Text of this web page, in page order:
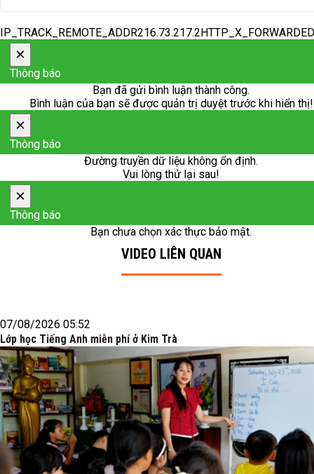
×
Thông báo
Bạn đã gửi bình luận thành công.
Bình luận của bạn sẽ được quản trị duyệt trước khi hiển thị!
×
Thông báo
Đường truyền dữ liệu không ổn định.
Vui lòng thử lại sau!
×
Thông báo
Bạn chưa chọn xác thực bảo mật.
VIDEO LIÊN QUAN
07/08/2026 05:52
Lớp học Tiếng Anh miễn phí ở Kim Trà